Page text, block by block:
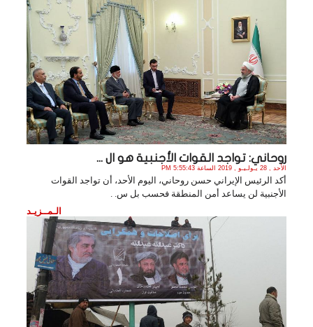
روحاني: تواجد القوات الأجنبية هو ال ...
الأحد , 28 يـولـيـو , 2019 الساعة 5:55:43 PM
أكد الرئيس الإيراني حسن روحاني، اليوم الأحد، أن تواجد القوات
الأجنبية لن يساعد أمن المنطقة فحسب بل س. .
الـمــزيـد